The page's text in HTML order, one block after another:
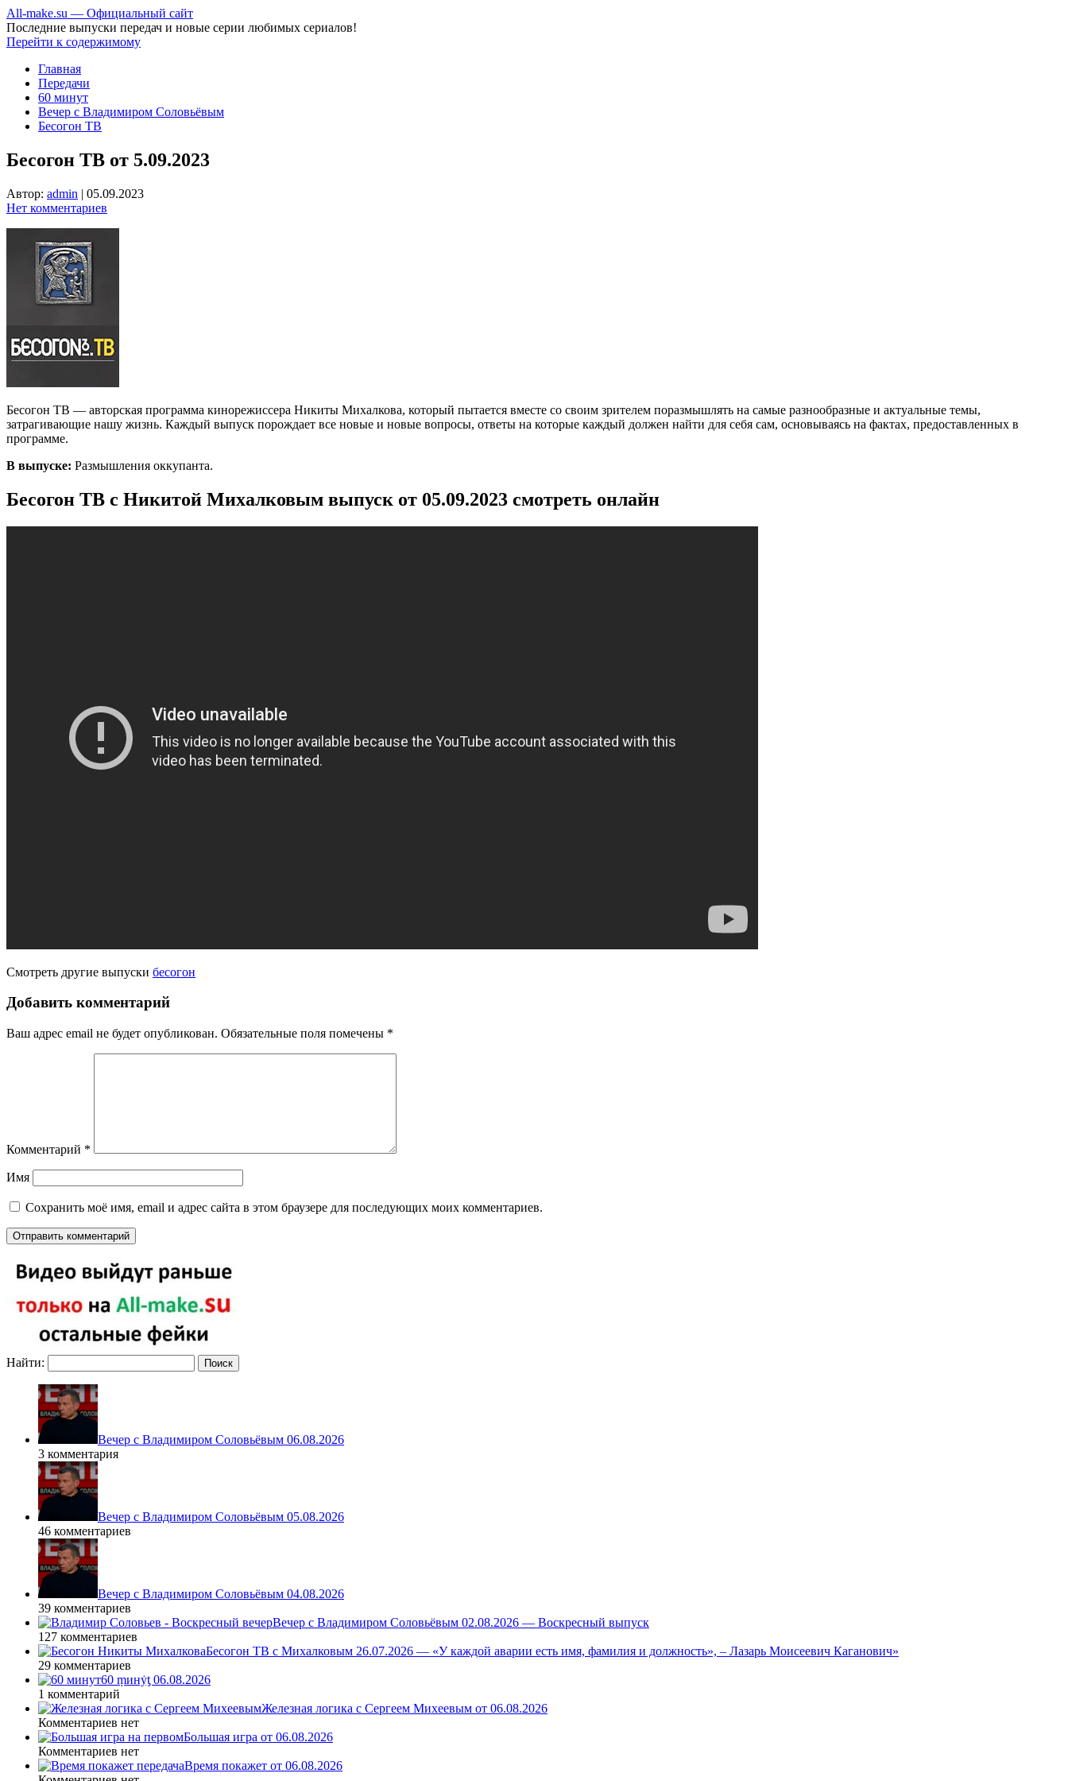
All-make.su — Официальный сайт
Последние выпуски передач и новые серии любимых сериалов!
Перейти к содержимому
Главная
Передачи
60 минут
Вечер с Владимиром Соловьёвым
Бесогон ТВ
Бесогон ТВ от 5.09.2023
Автор: admin | 05.09.2023
Нет комментариев
Бесогон ТВ — авторская программа кинорежиссера Никиты Михалкова, который пытается вместе со своим зрителем поразмышлять на самые разнообразные и актуальные темы,
затрагивающие нашу жизнь. Каждый выпуск порождает все новые и новые вопросы, ответы на которые каждый должен найти для себя сам, основываясь на фактах, предоставленных в
программе.
В выпуске: Размышления оккупанта.
Бесогон ТВ с Никитой Михалковым выпуск от 05.09.2023 смотреть онлайн
Смотреть другие выпуски бесогон
Добавить комментарий
Ваш адрес email не будет опубликован. Обязательные поля помечены *
Комментарий *
Имя
Сохранить моё имя, email и адрес сайта в этом браузере для последующих моих комментариев.
Найти:
Вечер с Владимиром Соловьёвым 06.08.2026
3 комментария
Вечер с Владимиром Соловьёвым 05.08.2026
46 комментариев
Вечер с Владимиром Соловьёвым 04.08.2026
39 комментариев
Вечер с Владимиром Соловьёвым 02.08.2026 — Воскресный выпуск
127 комментариев
Бесогон ТВ с Михалковым 26.07.2026 — «У каждой аварии есть имя, фамилия и должность», – Лазарь Моисеевич Каганович»
29 комментариев
60 ṃинẏƫ 06.08.2026
1 комментарий
Железная логика с Сергеем Михеевым от 06.08.2026
Комментариев нет
Большая игра от 06.08.2026
Комментариев нет
Время покажет от 06.08.2026